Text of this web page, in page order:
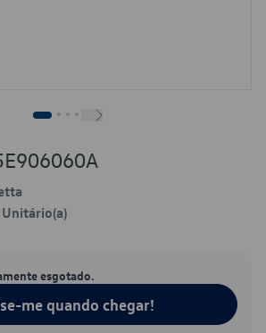
Unitário(a)
esgotado.
me quando chegar!